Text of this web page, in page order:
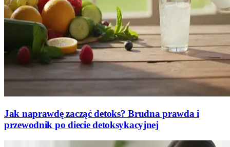
Jak naprawdę zacząć detoks? Brudna prawda i
przewodnik po diecie detoksykacyjnej